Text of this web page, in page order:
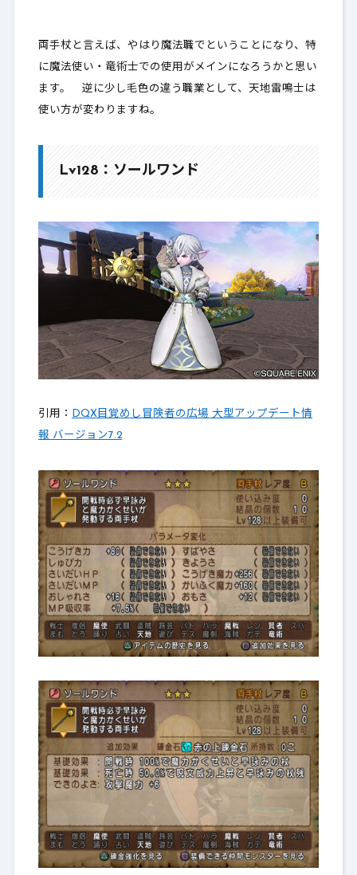
両手杖と言えば、やはり魔法職でということになり、特
に魔法使い・竜術士での使用がメインになろうかと思い
ます。 逆に少し毛色の違う職業として、天地雷鳴士は
使い方が変わりますね。
Lv128：ソールワンド
引用： DQX目覚めし冒険者の広場 大型アップデート情
報 バージョン7.2